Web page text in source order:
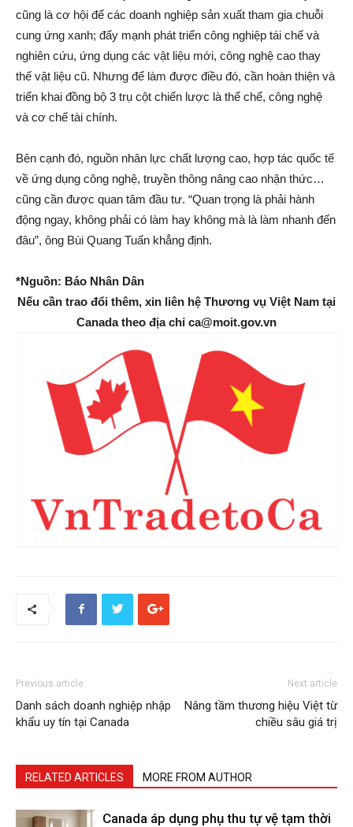
cũng là cơ hội để các doanh nghiệp sản xuất tham gia chuỗi
cung ứng xanh; đẩy mạnh phát triển công nghiệp tái chế và
nghiên cứu, ứng dụng các vật liệu mới, công nghệ cao thay
thế vật liệu cũ. Nhưng để làm được điều đó, cần hoàn thiện và
triển khai đồng bộ 3 trụ cột chiến lược là thể chế, công nghệ
và cơ chế tài chính.
Bên cạnh đó, nguồn nhân lực chất lượng cao, hợp tác quốc tế
về ứng dụng công nghệ, truyền thông nâng cao nhận thức…
cũng cần được quan tâm đầu tư. “Quan trọng là phải hành
động ngay, không phải có làm hay không mà là làm nhanh đến
đâu”, ông Bùi Quang Tuấn khẳng định.
*Nguồn: Báo Nhân Dân
Nếu cần trao đổi thêm, xin liên hệ Thương vụ Việt Nam tại
Canada theo địa chỉ ca@moit.gov.vn
Previous article
Danh sách doanh nghiệp nhập
khẩu uy tín tại Canada
Next article
Nâng tầm thương hiệu Việt từ
chiều sâu giá trị
RELATED ARTICLES MORE FROM AUTHOR
Canada áp dụng phụ thu tự vệ tạm thời